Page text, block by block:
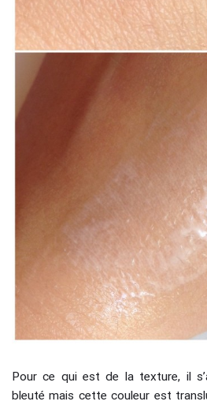
Pour ce qui est de la texture, il
bleuté mais cette couleur est